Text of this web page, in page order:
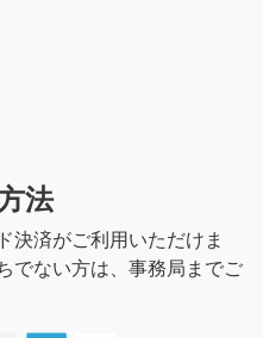
法
決済がご利用いただけま
でない方は、事務局までご